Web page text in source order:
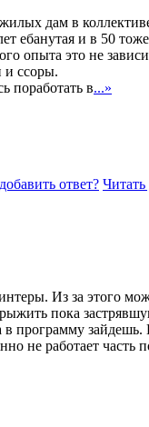
дам в
ебанутая и в 50
опыта это не
и ссоры.
поработать в...»
добавить ответ? Читать
Из за этого
пока
в программу зайдешь.
не работает часть